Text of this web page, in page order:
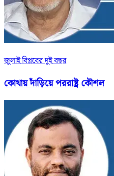
জুলাই বিপ্লবের দুই বছর
কোথায় দাঁড়িয়ে পররাষ্ট্র কৌশল